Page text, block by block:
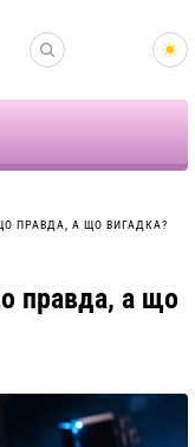
ПРАВДА, А ЩО ВИГАДКА?
правда, а що